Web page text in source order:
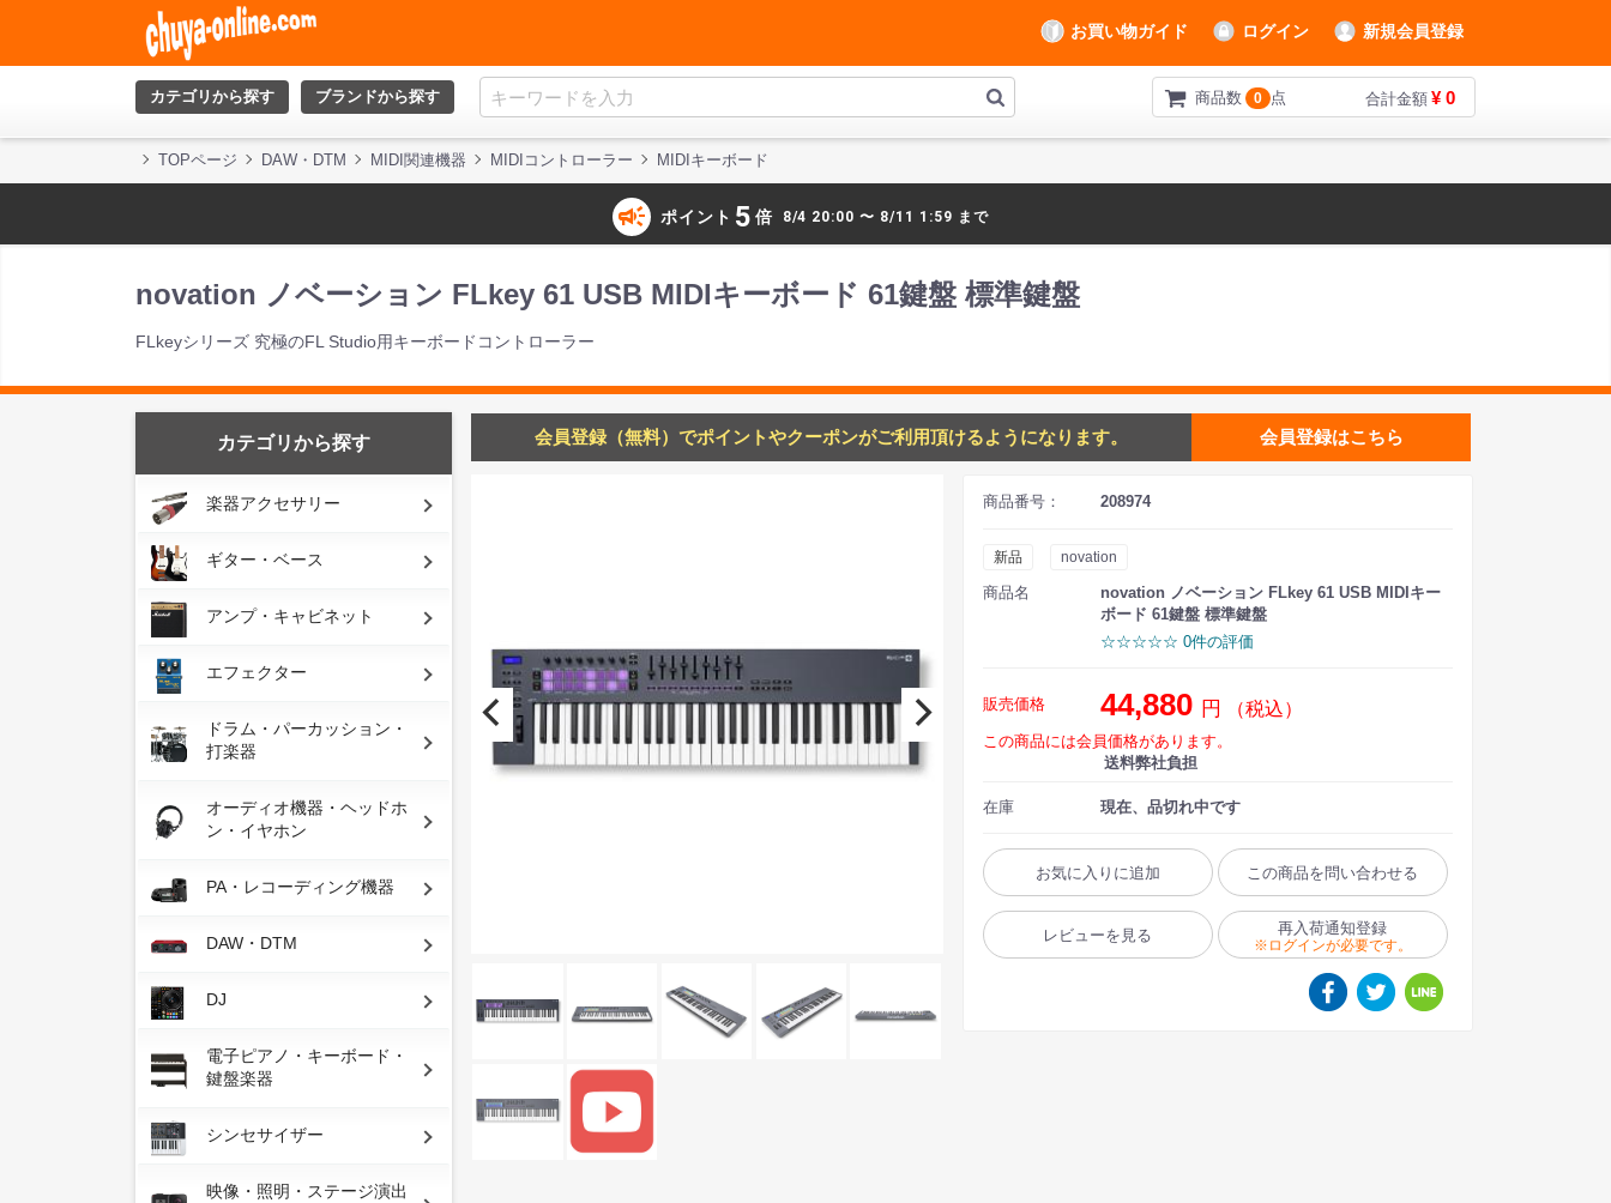
お買い物ガイド ログイン 新規会員登録
カテゴリから探す ブランドから探す 商品数 0 点 合計金額 ¥ 0
TOPページ DAW・DTM MIDI関連機器 MIDIコントローラー MIDIキーボード
campaign ポイント 5 倍 8/4 20:00 〜 8/11 1:59 まで
novation ノベーション FLkey 61 USB MIDIキーボード 61鍵盤 標準鍵盤
FLkeyシリーズ 究極のFL Studio用キーボードコントローラー
カテゴリから探す
楽器アクセサリー
ギター・ベース
アンプ・キャビネット
エフェクター
ドラム・パーカッション・
打楽器
オーディオ機器・ヘッドホ
ン・イヤホン
PA・レコーディング機器
DAW・DTM
DJ
電子ピアノ・キーボード・
鍵盤楽器
シンセサイザー
映像・照明・ステージ演出
会員登録（無料）でポイントやクーポンがご利用頂けるようになります。 会員登録はこちら
商品番号： 208974
新品 novation
商品名
novation ノベーション FLkey 61 USB MIDIキー
ボード 61鍵盤 標準鍵盤
☆☆☆☆☆ 0件の評価
販売価格 44,880 円 （税込）
この商品には会員価格があります。
送料弊社負担
在庫 現在、品切れ中です
お気に入りに追加 この商品を問い合わせる
レビューを見る 再入荷通知登録
※ログインが必要です。